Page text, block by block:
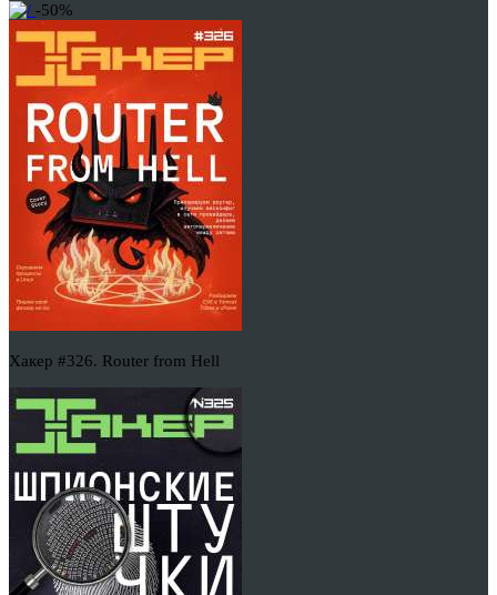
-50%
Хакер #326. Router from Hell